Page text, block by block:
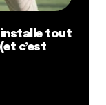
tout
c’est